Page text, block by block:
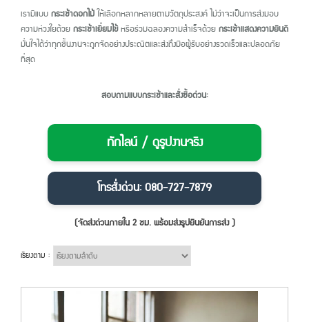
เรามีแบบกระเช้าดอกไม้ให้เลือกหลากหลายตามวัตถุประสงค์ ไม่ว่าจะเป็นการส่งมอบ
ความห่วงใยด้วยกระเช้าเยี่ยมไข้หรือร่วมฉลองความสำเร็จด้วยกระเช้าแสดงความยินดี
มั่นใจได้ว่าทุกชิ้นงานจะถูกจัดอย่างประณีตและส่งถึงมือผู้รับอย่างรวดเร็วและปลอดภัย
ที่สุด
สอบถามแบบกระเช้าและสั่งซื้อด่วน:
ทักไลน์ / ดูรูปงานจริง
โทรสั่งด่วน: 080-727-7879
(จัดส่งด่วนภายใน 2 ชม. พร้อมส่งรูปยืนยันการส่ง )
เรียงตาม :